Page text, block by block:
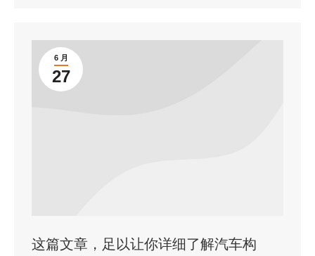
6 月
27
这篇文章，足以让你详细了解汽车构